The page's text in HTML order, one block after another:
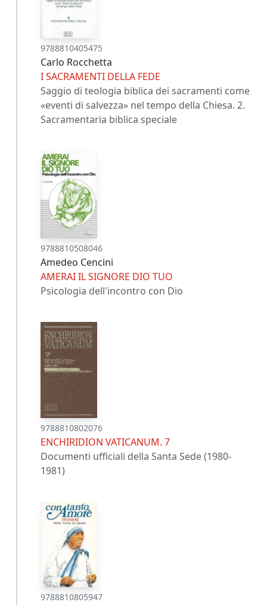
9788810405475
Carlo Rocchetta
I SACRAMENTI DELLA FEDE
Saggio di teologia biblica dei sacramenti come
«eventi di salvezza» nel tempo della Chiesa. 2.
Sacramentaria biblica speciale
9788810508046
Amedeo Cencini
AMERAI IL SIGNORE DIO TUO
Psicologia dell'incontro con Dio
9788810802076
ENCHIRIDION VATICANUM. 7
Documenti ufficiali della Santa Sede (1980-
1981)
9788810805947